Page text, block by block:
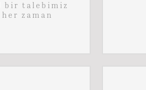
bir talebimiz
zaman